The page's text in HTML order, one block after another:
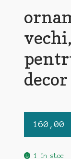
160,00
1 în stoc